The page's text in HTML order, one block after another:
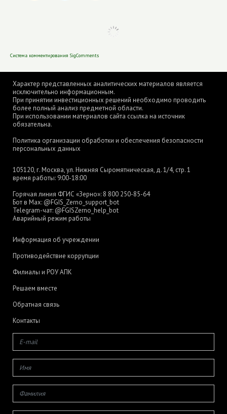
Система комментирования SigComments
Характер представленных аналитических материалов является
исключительно информационным.
При принятии инвестиционных решений необходимо проводить
более полный анализ предметной области.
При использовании материалов сайта ссылка на источник
обязательна.
Политика организации обработки и обеспечения безопасности
персональных данных
105120, г. Москва, ул. Нижняя Сыромятническая, д. 1/4, стр. 1
время работы: 9:00-18:00
Горячая линия ФГИС «Зерно»: 8 800 250-85-64
Бот в Max: @FGIS_Zerno_support_bot
Telegram-чат: @FGISZerno_help_bot
Аварийный режим работы
Информация об учреждении
Противодействие коррупции
Филиалы и РОУ АПК
Решаем вместе
Обратная связь
Контакты